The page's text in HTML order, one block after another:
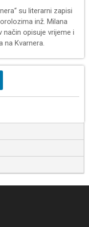
su literarni zapisi
inž. Milana
način opisuje vrijeme i
na Kvarnera.